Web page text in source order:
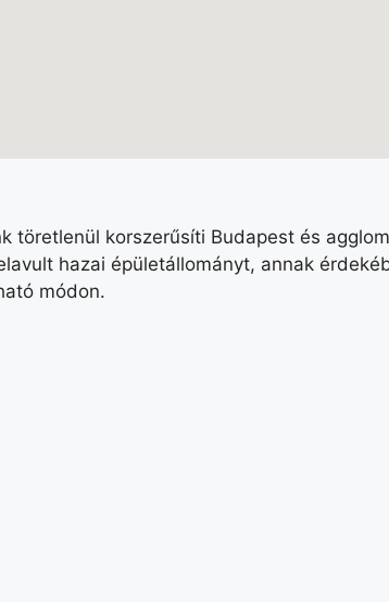
korszerűsíti Budapest és
hazai épületállományt, annak
módon.